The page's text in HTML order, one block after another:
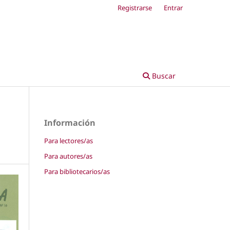
Buscar
Registrarse Entrar
Información
Para lectores/as
Para autores/as
Para bibliotecarios/as